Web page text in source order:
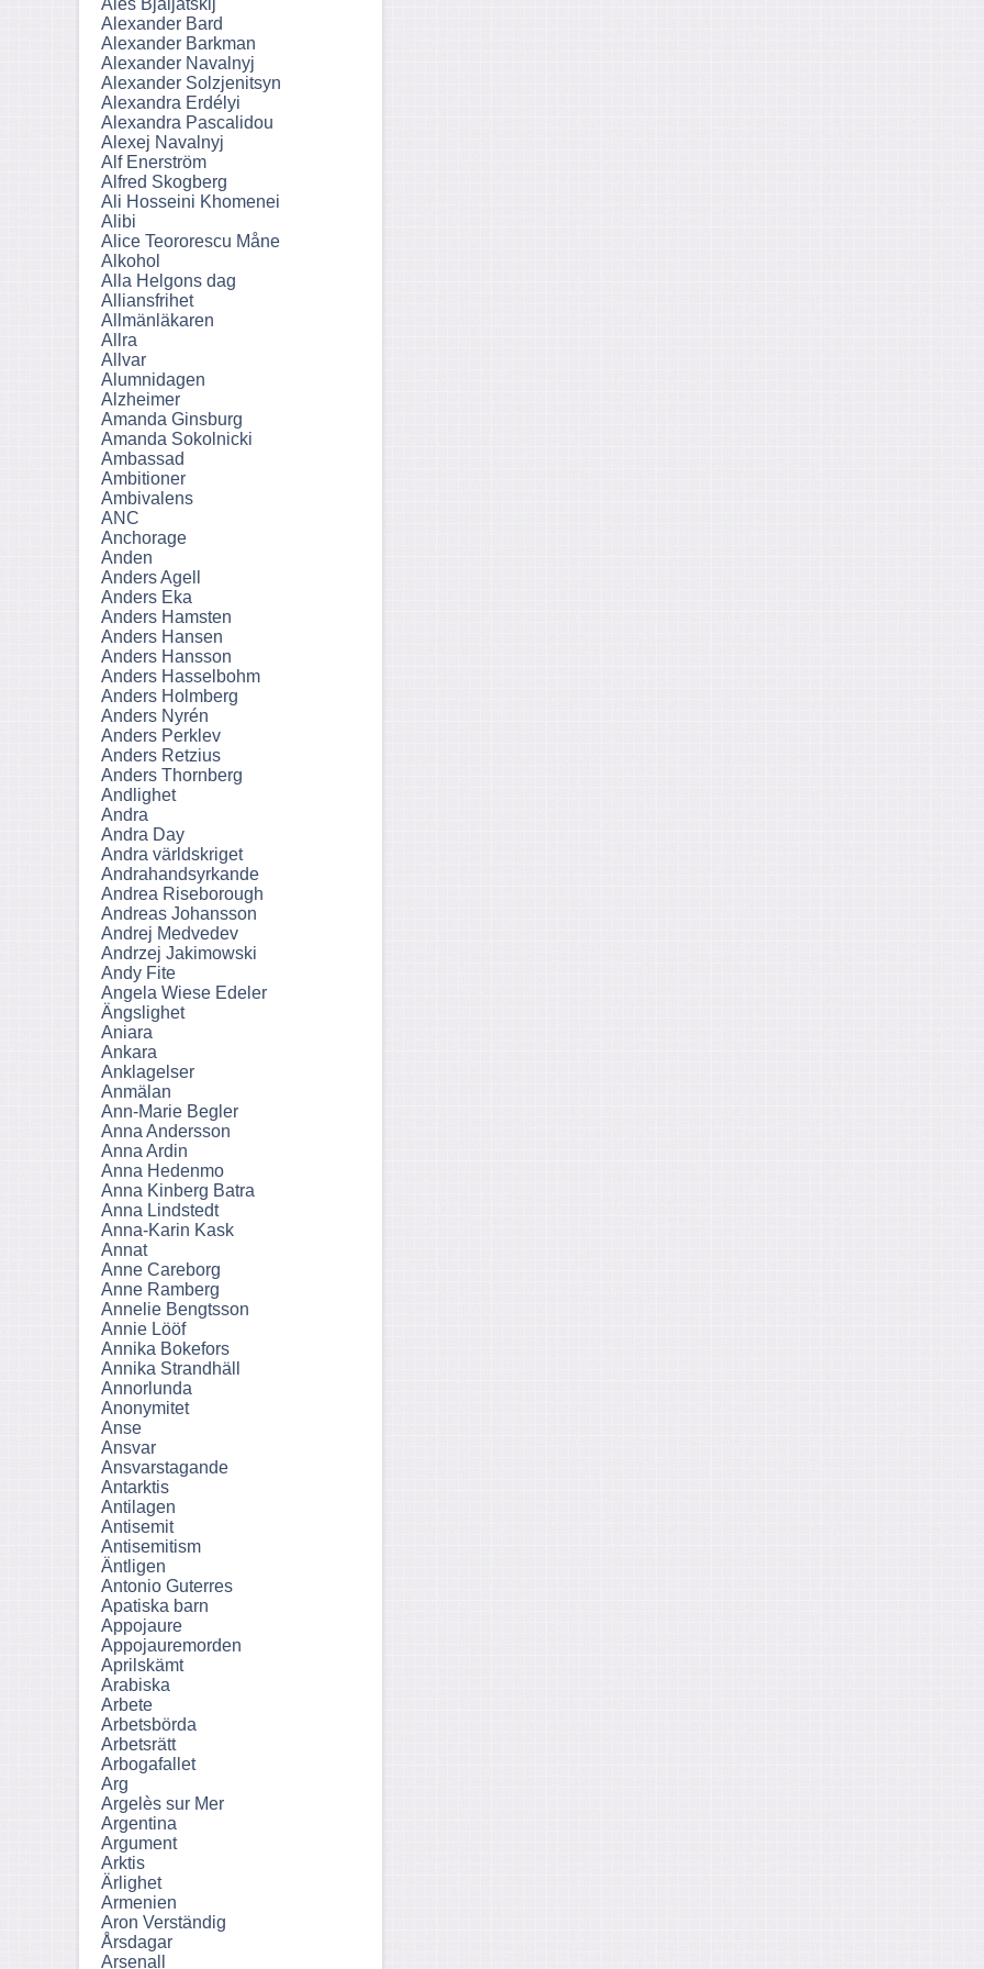
Ales Bjaljatskij
Alexander Bard
Alexander Barkman
Alexander Navalnyj
Alexander Solzjenitsyn
Alexandra Erdélyi
Alexandra Pascalidou
Alexej Navalnyj
Alf Enerström
Alfred Skogberg
Ali Hosseini Khomenei
Alibi
Alice Teororescu Måne
Alkohol
Alla Helgons dag
Alliansfrihet
Allmänläkaren
Allra
Allvar
Alumnidagen
Alzheimer
Amanda Ginsburg
Amanda Sokolnicki
Ambassad
Ambitioner
Ambivalens
ANC
Anchorage
Anden
Anders Agell
Anders Eka
Anders Hamsten
Anders Hansen
Anders Hansson
Anders Hasselbohm
Anders Holmberg
Anders Nyrén
Anders Perklev
Anders Retzius
Anders Thornberg
Andlighet
Andra
Andra Day
Andra världskriget
Andrahandsyrkande
Andrea Riseborough
Andreas Johansson
Andrej Medvedev
Andrzej Jakimowski
Andy Fite
Angela Wiese Edeler
Ängslighet
Aniara
Ankara
Anklagelser
Anmälan
Ann-Marie Begler
Anna Andersson
Anna Ardin
Anna Hedenmo
Anna Kinberg Batra
Anna Lindstedt
Anna-Karin Kask
Annat
Anne Careborg
Anne Ramberg
Annelie Bengtsson
Annie Lööf
Annika Bokefors
Annika Strandhäll
Annorlunda
Anonymitet
Anse
Ansvar
Ansvarstagande
Antarktis
Antilagen
Antisemit
Antisemitism
Äntligen
Antonio Guterres
Apatiska barn
Appojaure
Appojauremorden
Aprilskämt
Arabiska
Arbete
Arbetsbörda
Arbetsrätt
Arbogafallet
Arg
Argelès sur Mer
Argentina
Argument
Arktis
Ärlighet
Armenien
Aron Verständig
Årsdagar
Arsenall